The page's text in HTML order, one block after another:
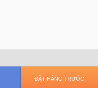
ĐẶT HÀNG TRƯỚC